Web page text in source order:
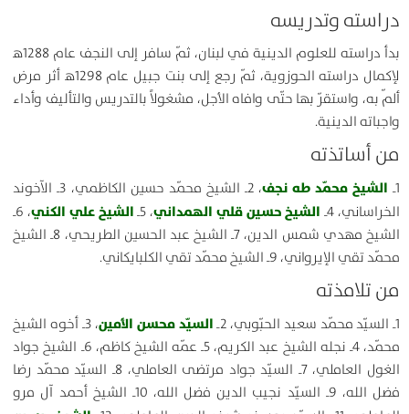
دراسته وتدريسه
بدأ دراسته للعلوم الدينية في لبنان، ثمّ سافر إلى النجف عام 1288ه‍
لإكمال دراسته الحوزوية، ثمّ رجع إلى بنت جبيل عام 1298ه‍ أثر مرض
ألمّ به، واستقرّ بها حتّى وافاه الأجل، مشغولاً بالتدريس والتأليف وأداء
واجباته الدينية.
من أساتذته
1ـ الشيخ محمّد طه نجف
، 2ـ الشيخ محمّد حسين الكاظمي، 3ـ الآخوند
الخراساني، 4ـ
الشيخ حسين قلي الهمداني، 5ـ الشيخ علي الكني
، 6ـ
الشيخ مهدي شمس الدين، 7ـ الشيخ عبد الحسين الطريحي، 8ـ الشيخ
محمّد تقي الإيرواني، 9ـ الشيخ محمّد تقي الكلبايكاني.
من تلامذته
1ـ السيّد محمّد سعيد الحبّوبي، 2ـ السيّد محسن الأمين
، 3ـ أخوه الشيخ
محمّد، 4ـ نجله الشيخ عبد الكريم، 5ـ عمّه الشيخ كاظم، 6ـ الشيخ جواد
الغول العاملي، 7ـ السيّد جواد مرتضى العاملي، 8ـ السيّد محمّد رضا
فضل الله، 9ـ السيّد نجيب الدين فضل الله، 10ـ الشيخ أحمد آل مرو